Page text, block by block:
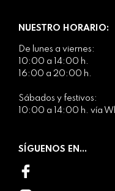
NUESTRO HORARIO:
De lunes a viernes:
10:00 a 14:00 h.
16:00 a 20:00 h.
Sábados y festivos:
10:00 a 14:00 h. vía
SÍGUENOS EN...